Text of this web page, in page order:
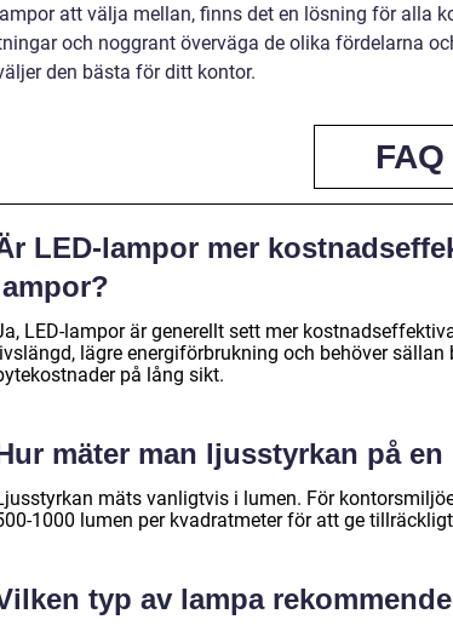
att välja mellan, finns det en lösning för alla
och noggrant överväga de olika fördelarna
den bästa för ditt kontor.
FAQ
LED-lampor mer
LED-lampor är generellt sett mer
livslängd, lägre energiförbrukning och behöver
på lång sikt.
mäter man ljusstyrkan på
mäts vanligtvis i lumen. För
1000 lumen per kvadratmeter för att ge
typ av lampa